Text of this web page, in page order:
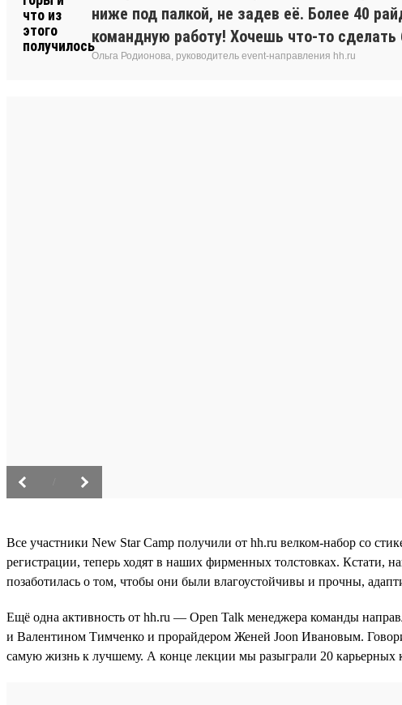
ниже под палкой, не задев её. Более 40
командную работу! Хочешь что-то
Ольга Родионова, руководитель event-направления hh.ru
Все участники New Star Camp получили от hh.ru велком-набор со
регистрации, теперь ходят в наших фирменных толстовках. Кстати,
позаботилась о том, чтобы они были влагоустойчивы и прочны,
Ещё одна активность от hh.ru — Open Talk менеджера команды
и Валентином Тимченко и прорайдером Женей Joon Ивановым.
самую жизнь к лучшему. А конце лекции мы разыграли 20 карьерных